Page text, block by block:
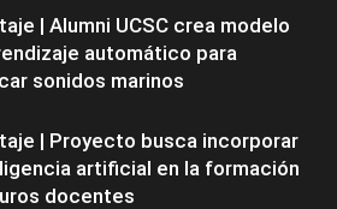
| Alumni UCSC crea modelo
automático para
sonidos marinos
| Proyecto busca incorporar
artificial en la formación
docentes